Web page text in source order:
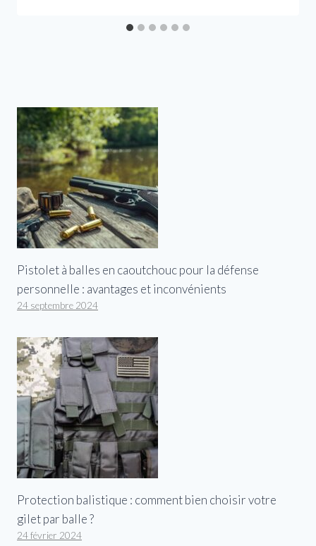
Pistolet à balles en caoutchouc pour la défense
personnelle : avantages et inconvénients
24 septembre 2024
Protection balistique : comment bien choisir votre
gilet par balle ?
24 février 2024